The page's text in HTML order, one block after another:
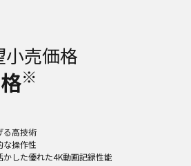
小売価格
※
る高技術
な操作性
した優れた4K動画記録性能